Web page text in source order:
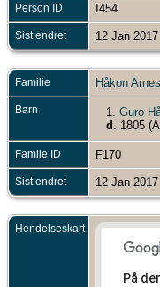
Person ID I454
Sist endret 12 Jan 2017
Familie Håkon
Barn 1. Guro
d. 1805
Famile ID F170
Sist endret 12 Jan 2017
Hendelseskart
På